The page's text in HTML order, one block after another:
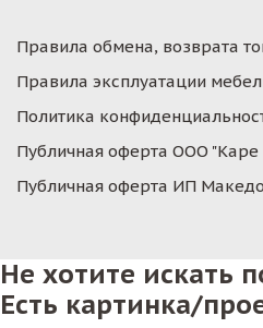
Правила обмена, возврата
Правила эксплуатации
Политика
Публичная оферта ООО
Публичная оферта ИП
Не хотите искать
Есть картинка/